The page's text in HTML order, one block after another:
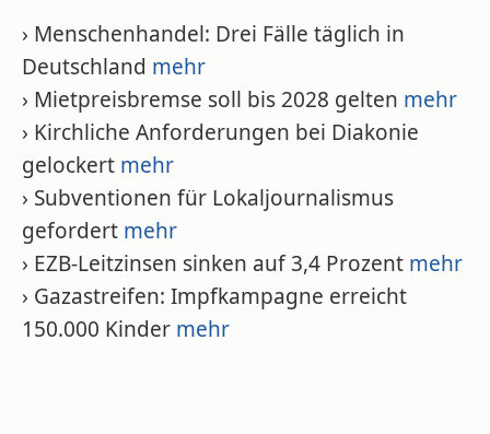
› Menschenhandel: Drei Fälle täglich in
Deutschland mehr
› Mietpreisbremse soll bis 2028 gelten mehr
› Kirchliche Anforderungen bei Diakonie
gelockert mehr
› Subventionen für Lokaljournalismus
gefordert mehr
› EZB-Leitzinsen sinken auf 3,4 Prozent mehr
› Gazastreifen: Impfkampagne erreicht
150.000 Kinder mehr